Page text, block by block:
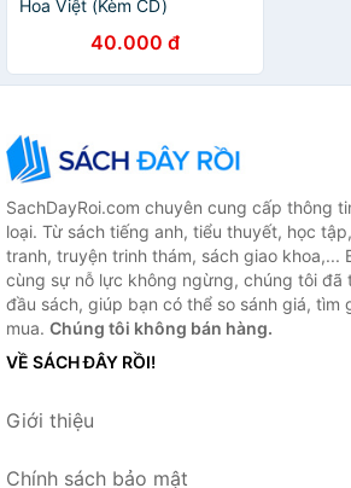
Hoa Việt (Kèm CD)
40.000 đ
SachDayRoi.com chuyên cung cấp thông
loại. Từ sách tiếng anh, tiểu thuyết, học
tranh, truyện trinh thám, sách giao khoa,...
cùng sự nỗ lực không ngừng, chúng tôi đã
đầu sách, giúp bạn có thể so sánh giá, tìm
mua. Chúng tôi không bán hàng.
VỀ SÁCH ĐÂY RỒI!
Giới thiệu
Chính sách bảo mật